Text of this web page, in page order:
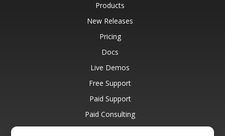
Products
New Releases
Pricing
Docs
Live Demos
Free Support
Paid Support
Paid Consulting
Blog